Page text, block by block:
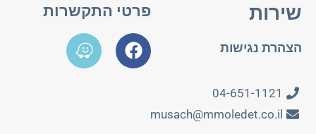
שירות
הצהרת נגישות
פרטי התקשרות
04-651-1121
musach@mmoledet.co.il